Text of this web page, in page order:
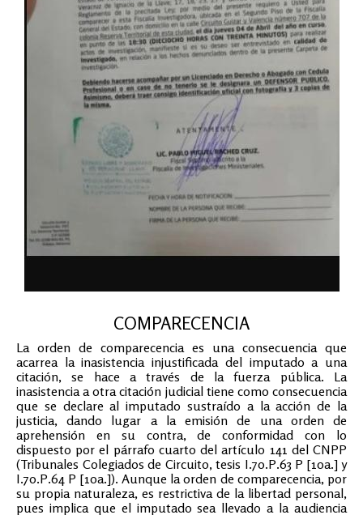
COMPARECENCIA
La orden de comparecencia es una consecuencia que
acarrea la inasistencia injustificada del imputado a una
citación, se hace a través de la fuerza pública. La
inasistencia a otra citación judicial tiene como consecuencia
que se declare al imputado sustraído a la acción de la
justicia, dando lugar a la emisión de una orden de
aprehensión en su contra, de conformidad con lo
dispuesto por el párrafo cuarto del artículo 141 del CNPP
(Tribunales Colegiados de Circuito, tesis I.7o.P.63 P [10a.] y
I.7o.P.64 P [10a.]). Aunque la orden de comparecencia, por
su propia naturaleza, es restrictiva de la libertad personal,
pues implica que el imputado sea llevado a la audiencia